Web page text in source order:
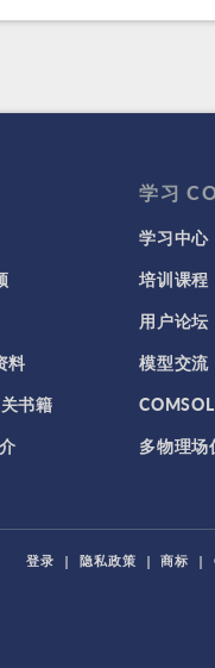
料
书籍
学习
学习中心
培训课程
用户论坛
模型交流
多物理场
登录 | 隐私政策 | 商标 |